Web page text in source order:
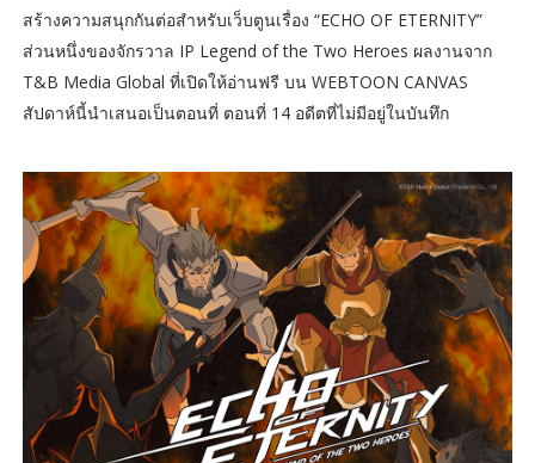
สร้างความสนุกกันต่อสำหรับเว็บตูนเรื่อง “ECHO OF ETERNITY”
ส่วนหนึ่งของจักรวาล IP Legend of the Two Heroes ผลงานจาก
T&B Media Global ที่เปิดให้อ่านฟรี บน WEBTOON CANVAS
สัปดาห์นี้นำเสนอเป็นตอนที่ ตอนที่ 14 อดีตที่ไม่มีอยู่ในบันทึก